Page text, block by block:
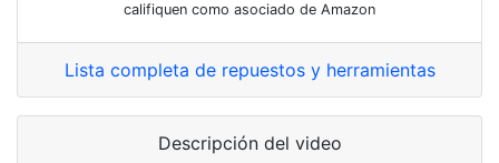
califiquen como asociado de Amazon
Lista completa de repuestos y herramientas
Descripción del video